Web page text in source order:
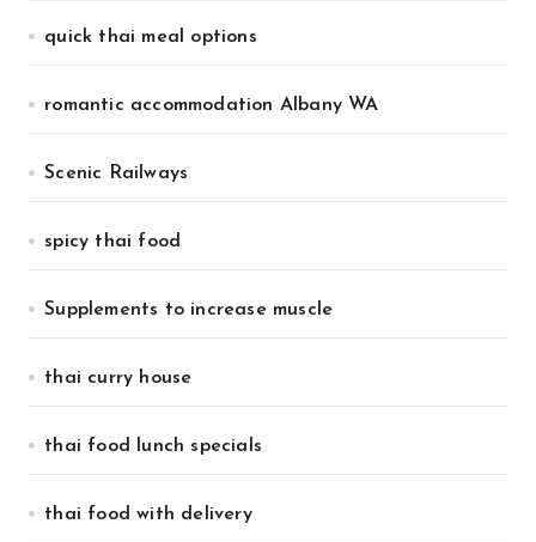
quick thai meal options
romantic accommodation Albany WA
Scenic Railways
spicy thai food
Supplements to increase muscle
thai curry house
thai food lunch specials
thai food with delivery